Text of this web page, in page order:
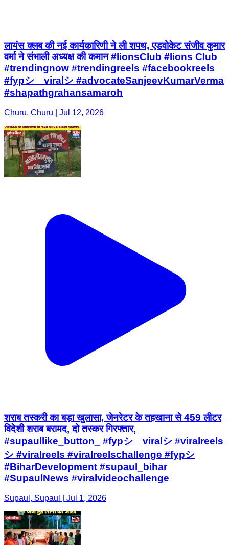
लायंस क्लब की नई कार्यकारिणी ने ली शपथ, एडवोकेट संजीव कुमार
वर्मा ने संभाली अध्यक्ष की कमान #lionsClub #lions Club
#trendingnow #trendingreels #facebookreels
#fypシ゚viralシ #advocateSanjeevKumarVerma
#shapathgrahansamaroh
Churu, Churu | Jul 12, 2026
शराब तस्करी का बड़ा खुलासा, जेनरेटर के तहखाना से 459 लीटर
विदेशी शराब बरामद, दो तस्कर गिरफ्तार,
#supaullike_button_ #fypシ゚viralシ #viralreels
シ #viralreels #viralreelschallenge #fypシ
#BiharDevelopment #supaul_bihar
#SupaulNews #viralvideochallenge
Supaul, Supaul | Jul 1, 2026